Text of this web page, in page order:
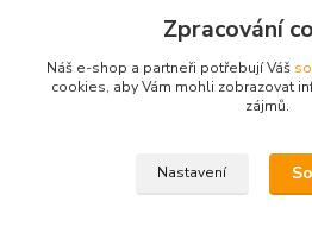
Zpracování
Náš e-shop a partneři potřebují Váš
cookies, aby Vám mohli zobrazovat
zájmů.
Nastavení